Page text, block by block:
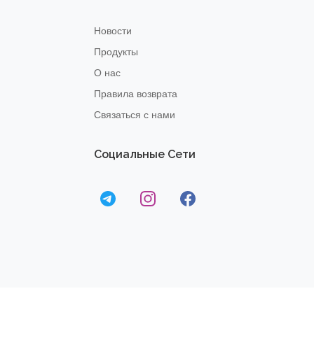
Новости
Продукты
О нас
Правила возврата
Связаться с нами
Социальные Сети